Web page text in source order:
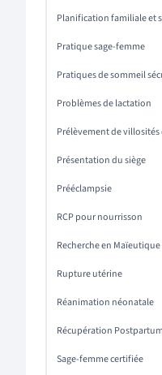
Planification familiale et
Pratique sage-femme
Pratiques de sommeil
Problèmes de lactation
Prélèvement de
Présentation du siège
Prééclampsie
RCP pour nourrisson
Recherche en Maïeutique
Rupture utérine
Réanimation néonatale
Récupération Postpartum
Sage-femme certifiée